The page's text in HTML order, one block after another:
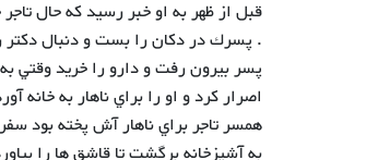
قبل از ظهر به او خبر رسيد كه حال
. پسرك در دكان را بست و دنبال دكتر
پسر بيرون رفت و دارو را خريد وقتي
اصرار كرد و او را براي ناهار به خانه
همسر تاجر براي ناهار آش پخته بود